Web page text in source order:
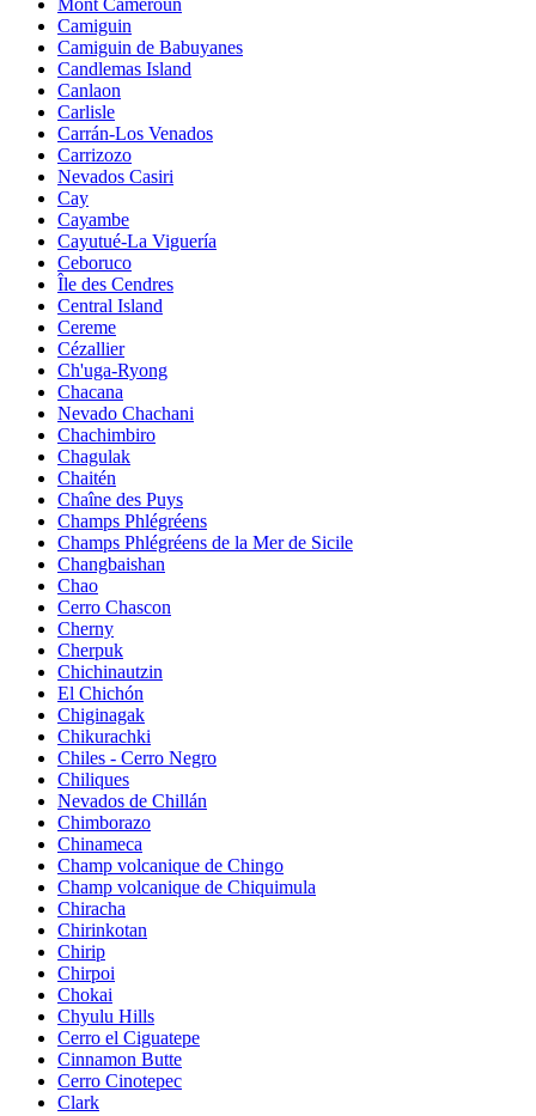
Camiguin
Camiguin de Babuyanes
Candlemas Island
Canlaon
Carlisle
Carrán-Los Venados
Carrizozo
Nevados Casiri
Cay
Cayambe
Cayutué-La Viguería
Ceboruco
Île des Cendres
Central Island
Cereme
Cézallier
Ch'uga-Ryong
Chacana
Nevado Chachani
Chachimbiro
Chagulak
Chaitén
Chaîne des Puys
Champs Phlégréens
Champs Phlégréens de la Mer de Sicile
Changbaishan
Chao
Cerro Chascon
Cherny
Cherpuk
Chichinautzin
El Chichón
Chiginagak
Chikurachki
Chiles - Cerro Negro
Chiliques
Nevados de Chillán
Chimborazo
Chinameca
Champ volcanique de Chingo
Champ volcanique de Chiquimula
Chiracha
Chirinkotan
Chirip
Chirpoi
Chokai
Chyulu Hills
Cerro el Ciguatepe
Cinnamon Butte
Cerro Cinotepec
Clark